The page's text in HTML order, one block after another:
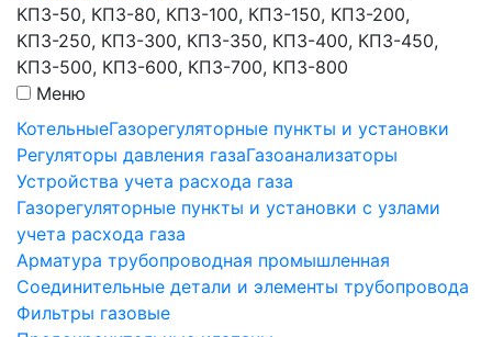
КПЗ-50, КПЗ-80, КПЗ-100, КПЗ-150, КПЗ-200,
КПЗ-250, КПЗ-300, КПЗ-350, КПЗ-400, КПЗ-450,
КПЗ-500, КПЗ-600, КПЗ-700, КПЗ-800
Меню
КотельныеГазорегуляторные пункты и установки
Регуляторы давления газаГазоанализаторы
Устройства учета расхода газа
Газорегуляторные пункты и установки с узлами
учета расхода газа
Арматура трубопроводная промышленная
Соединительные детали и элементы трубопровода
Фильтры газовые